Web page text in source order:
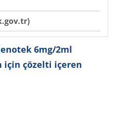
6mg/2ml
için çözelti içeren